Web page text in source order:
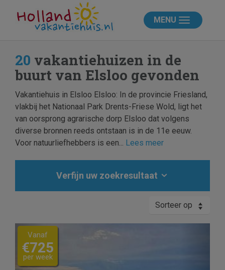
MENU
20 vakantiehuizen in de
buurt van Elsloo gevonden
Vakantiehuis in Elsloo Elsloo: In de provincie Friesland,
vlakbij het Nationaal Park Drents-Friese Wold, ligt het
van oorsprong agrarische dorp Elsloo dat volgens
diverse bronnen reeds ontstaan is in de 11e eeuw.
Voor natuurliefhebbers is een... Lees meer
Verfijn uw zoekresultaat
Sorteer op
Previous
Vanaf
€725
per week